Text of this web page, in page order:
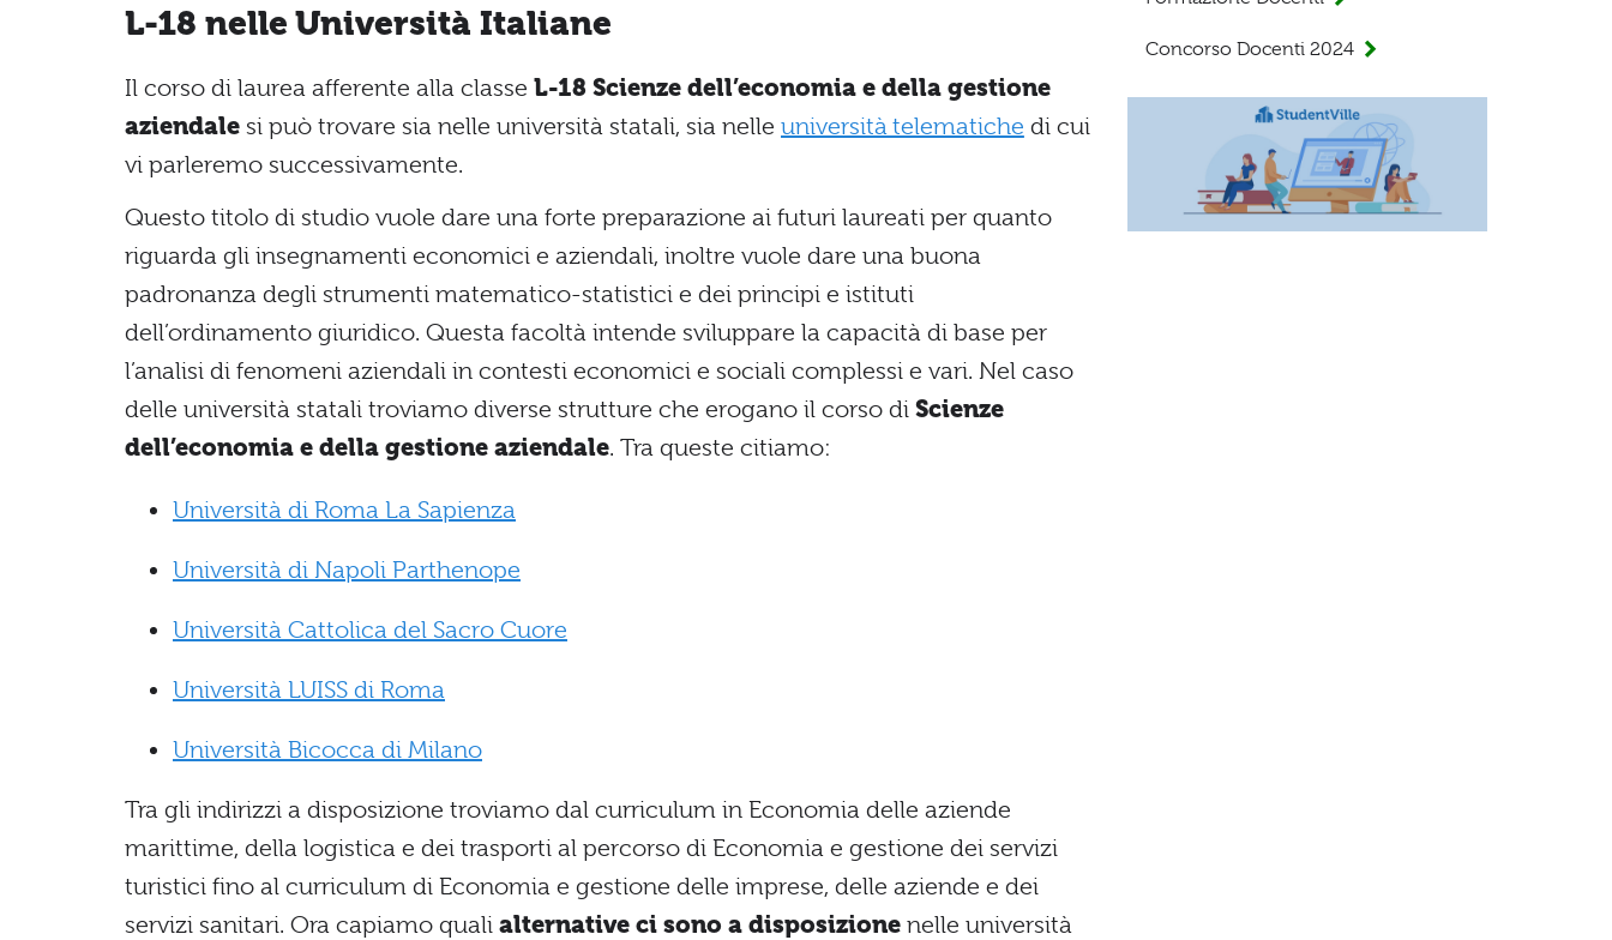
L-18 nelle Università Italiane
Il corso di laurea afferente alla classe L-18 Scienze dell’economia e della gestione
aziendale si può trovare sia nelle università statali, sia nelle università telematiche di cui
vi parleremo successivamente.
Questo titolo di studio vuole dare una forte preparazione ai futuri laureati per quanto
riguarda gli insegnamenti economici e aziendali, inoltre vuole dare una buona
padronanza degli strumenti matematico-statistici e dei principi e istituti
dell’ordinamento giuridico. Questa facoltà intende sviluppare la capacità di base per
l’analisi di fenomeni aziendali in contesti economici e sociali complessi e vari. Nel caso
delle università statali troviamo diverse strutture che erogano il corso di Scienze
dell’economia e della gestione aziendale. Tra queste citiamo:
Università di Roma La Sapienza
Università di Napoli Parthenope
Università Cattolica del Sacro Cuore
Università LUISS di Roma
Università Bicocca di Milano
Tra gli indirizzi a disposizione troviamo dal curriculum in Economia delle aziende
marittime, della logistica e dei trasporti al percorso di Economia e gestione dei servizi
turistici fino al curriculum di Economia e gestione delle imprese, delle aziende e dei
servizi sanitari. Ora capiamo quali alternative ci sono a disposizione nelle università
Concorso Docenti 2024